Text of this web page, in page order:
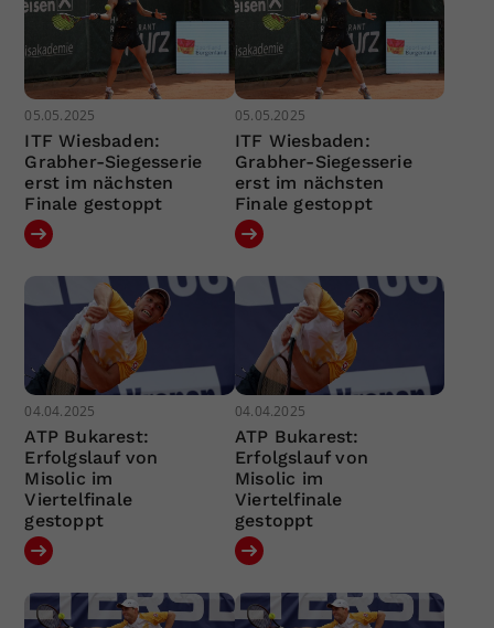
05.05.2025
ITF Wiesbaden:
Grabher-Siegesserie
erst im nächsten
Finale gestoppt
05.05.2025
ITF Wiesbaden:
Grabher-Siegesserie
erst im nächsten
Finale gestoppt
04.04.2025
ATP Bukarest:
Erfolgslauf von
Misolic im
Viertelfinale
gestoppt
04.04.2025
ATP Bukarest:
Erfolgslauf von
Misolic im
Viertelfinale
gestoppt